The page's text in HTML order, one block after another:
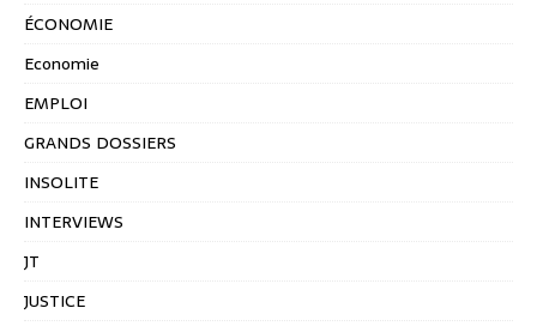
ÉCONOMIE
Economie
EMPLOI
GRANDS DOSSIERS
INSOLITE
INTERVIEWS
JT
JUSTICE